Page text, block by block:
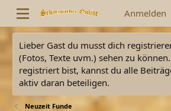
Anmelden
Lieber Gast du musst dich
(Fotos, Texte uvm.) sehen zu
registriert bist, kannst du alle
aktiv daran beteiligen.
Neuzeit Funde